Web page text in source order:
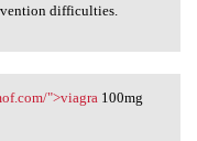
difficulties.
">viagra 100mg